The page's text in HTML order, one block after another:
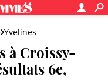
Yvelines
à Croissy-
6e,